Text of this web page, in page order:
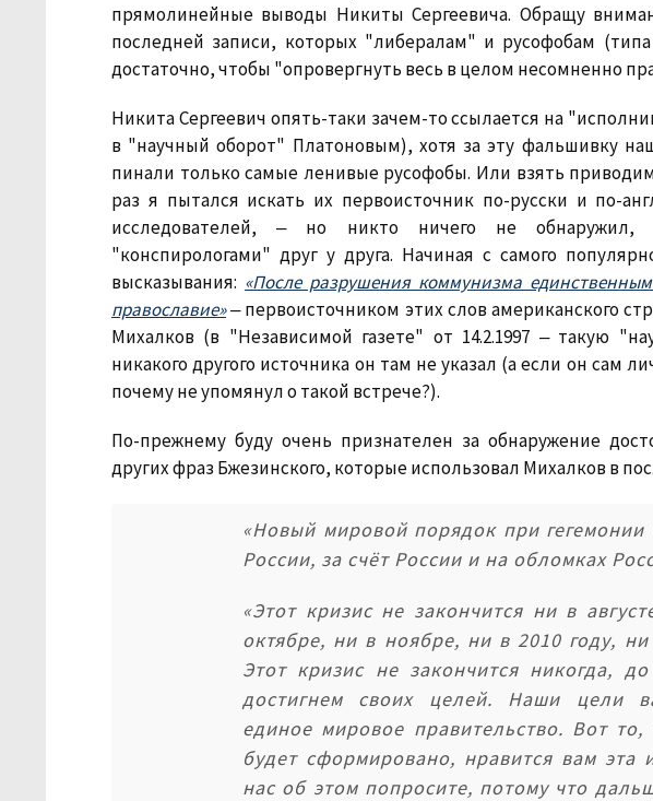
прямолинейные выводы Никиты Сергеевича. Обращу
последней записи, которых "либералам" и русофобам
достаточно, чтобы "опровергнуть весь в целом несомненно
Никита Сергеевич опять-таки зачем-то ссылается на
в "научный оборот" Платоновым), хотя за эту фальшивку
пинали только самые ленивые русофобы. Или взять
раз я пытался искать их первоисточник по-русски и по-
исследователей, ‒ но никто ничего не обнаружил,
"конспирологами" друг у друга. Начиная с самого
высказывания: «После разрушения коммунизма
православие»‒ первоисточником этих слов американского
Михалков (в "Независимой газете" от 14.2.1997 ‒ такую
никакого другого источника он там не указал (а если он сам
почему не упомянул о такой встрече?).
По-прежнему буду очень признателен за обнаружение
других фраз Бжезинского, которые использовал Михалков в
«Новый мировой порядок при
России, за счёт России и на обломках
«Этот кризис не закончится ни в
октябре, ни в ноябре, ни в 2010 году,
Этот кризис не закончится никогда,
достигнем своих целей. Наши цели
единое мировое правительство. Вот
будет сформировано, нравится вам
нас об этом попросите, потому что